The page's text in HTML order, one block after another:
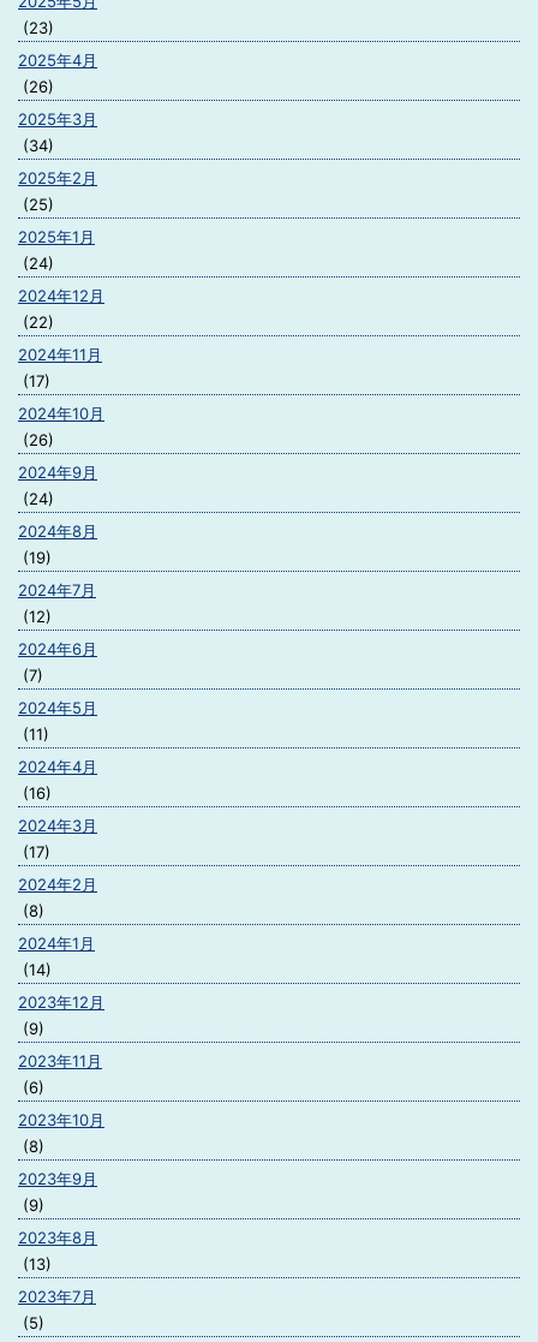
(23)
2025年4月
(26)
2025年3月
(34)
2025年2月
(25)
2025年1月
(24)
2024年12月
(22)
2024年11月
(17)
2024年10月
(26)
2024年9月
(24)
2024年8月
(19)
2024年7月
(12)
2024年6月
(7)
2024年5月
(11)
2024年4月
(16)
2024年3月
(17)
2024年2月
(8)
2024年1月
(14)
2023年12月
(9)
2023年11月
(6)
2023年10月
(8)
2023年9月
(9)
2023年8月
(13)
2023年7月
(5)